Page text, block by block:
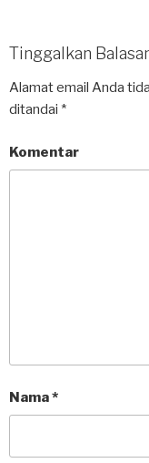
Tinggalkan
Alamat email Anda
ditandai *
Komentar
Nama*